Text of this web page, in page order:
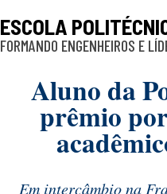
ESCOLA
FORMANDO ENGENHEIROS E
Aluno da
prêmio
Em intercâmbio na